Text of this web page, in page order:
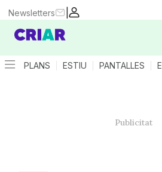
|
Newsletters
PLANS ESTIU PANTALLES